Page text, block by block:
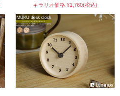
キラリオ価格:¥1,760(税込)